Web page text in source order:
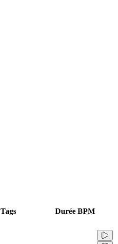
Tags Durée BPM